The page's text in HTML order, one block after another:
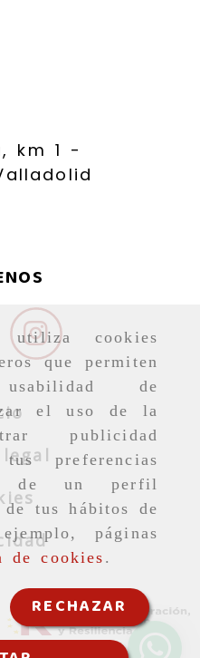
cookies
que permiten
de
el uso de la
publicidad
preferencias
de un perfil
tus hábitos de
páginas
de cookies .
RECHAZAR
km 1 -